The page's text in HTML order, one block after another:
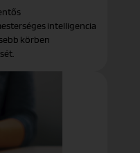
intelligencia
körben